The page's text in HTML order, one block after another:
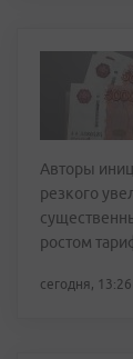
Авторы
резкого
ростом
сегодня, 13:26